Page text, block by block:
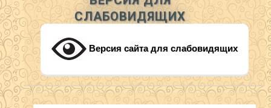
СЛАБОВИДЯЩИХ
Версия сайта для слабовидящих